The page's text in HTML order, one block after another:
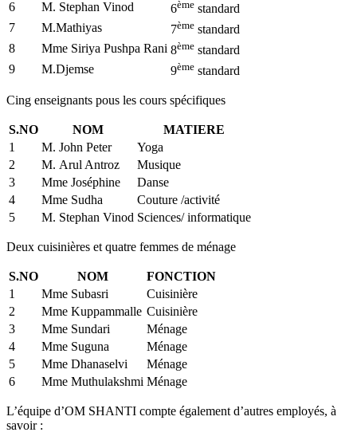
6
M. Stephan Vinod 6ème standard
7
M.Mathiyas 7ème standard
8
Mme Siriya Pushpa Rani 8ème standard
9
M.Djemse 9ème standard
Cing enseignants pous les cours spécifiques
S.NO NOM
MATIERE
1
M. John Peter
Yoga
2
M. Arul Antroz
Musique
3
Mme Joséphine
Danse
4
Mme Sudha
Couture /activité
5
M. Stephan Vinod Sciences/ informatique
Deux cuisinières et quatre femmes de ménage
S.NO NOM
FONCTION
1
Mme Subasri
Cuisinière
2
Mme Kuppammalle Cuisinière
3
Mme Sundari
Ménage
4
Mme Suguna
Ménage
5
Mme Dhanaselvi
Ménage
6
Mme Muthulakshmi Ménage
L’équipe d’OM SHANTI compte également d’autres employés, à
savoir :